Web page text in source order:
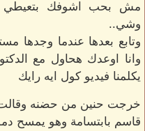
مش بحب اشوفك بتعيطي
وشي..
وتابع بعدها عندما وجدها
وانا اوعدك هحاول مع
يكلمنا فيديو كول ايه رايك
خرجت حنين من حضنه وقالت
قاسم بابتسامة وهو يمسح